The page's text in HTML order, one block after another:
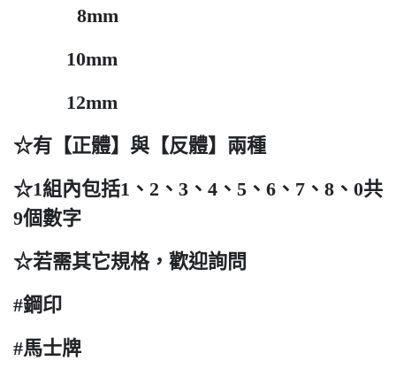
8mm
10mm
12mm
☆有【正體】與【反體】兩種
☆1組內包括1、2、3、4、5、6、7、8、0共
9個數字
☆若需其它規格，歡迎詢問
#鋼印
#馬士牌